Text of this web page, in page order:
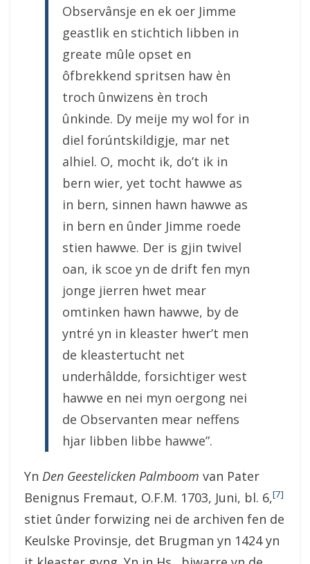
Observânsje en ek oer Jimme
geastlik en stichtich libben in
greate mûle opset en
ôfbrekkend spritsen haw èn
troch ûnwizens èn troch
ûnkinde. Dy meije my wol for in
diel forúntskildigje, mar net
alhiel. O, mocht ik, do’t ik in
bern wier, yet tocht hawwe as
in bern, sinnen hawn hawwe as
in bern en ûnder Jimme roede
stien hawwe. Der is gjin twivel
oan, ik scoe yn de drift fen myn
jonge jierren hwet mear
omtinken hawn hawwe, by de
yntré yn in kleaster hwer’t men
de kleastertucht net
underhâldde, forsichtiger west
hawwe en nei myn oergong nei
de Observanten mear neffens
hjar libben libbe hawwe”.
Yn Den Geestelicken Palmboom van Pater
Benignus Fremaut, O.F.M. 1703, Juni, bl. 6,[7]
stiet ûnder forwizing nei de archiven fen de
Keulske Provinsje, det Brugman yn 1424 yn